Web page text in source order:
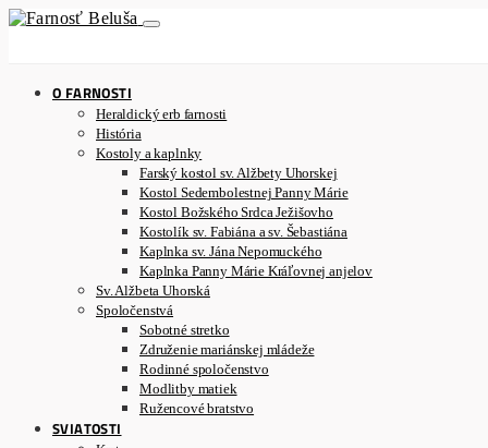
O FARNOSTI
Heraldický erb farnosti
História
Kostoly a kaplnky
Farský kostol sv. Alžbety Uhorskej
Kostol Sedembolestnej Panny Márie
Kostol Božského Srdca Ježišovho
Kostolík sv. Fabiána a sv. Šebastiána
Kaplnka sv. Jána Nepomuckého
Kaplnka Panny Márie Kráľovnej anjelov
Sv. Alžbeta Uhorská
Spoločenstvá
Sobotné stretko
Združenie mariánskej mládeže
Rodinné spoločenstvo
Modlitby matiek
Ružencové bratstvo
SVIATOSTI